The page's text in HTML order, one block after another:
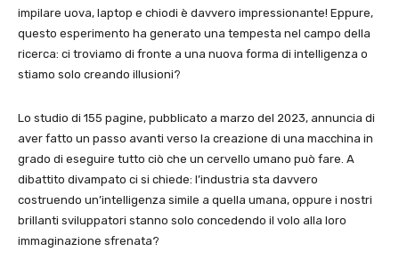
impilare uova, laptop e chiodi è davvero impressionante! Eppure,
questo esperimento ha generato una tempesta nel campo della
ricerca: ci troviamo di fronte a una nuova forma di intelligenza o
stiamo solo creando illusioni?
Lo studio di 155 pagine, pubblicato a marzo del 2023, annuncia di
aver fatto un passo avanti verso la creazione di una macchina in
grado di eseguire tutto ciò che un cervello umano può fare. A
dibattito divampato ci si chiede: l’industria sta davvero
costruendo un’intelligenza simile a quella umana, oppure i nostri
brillanti sviluppatori stanno solo concedendo il volo alla loro
immaginazione sfrenata?